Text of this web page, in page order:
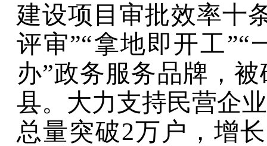
建设项目审批效率十
评审”“拿地即开工”“
办”政务服务品牌，
县。 大力支持民营企
总量突破2万户，增长